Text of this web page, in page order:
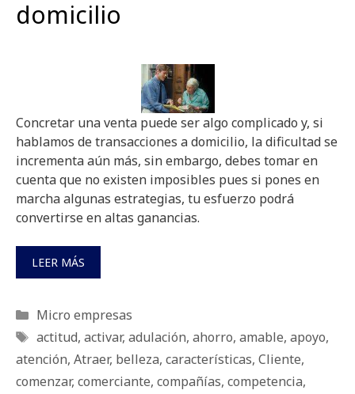
domicilio
Concretar una venta puede ser algo complicado y, si
hablamos de transacciones a domicilio, la dificultad se
incrementa aún más, sin embargo, debes tomar en
cuenta que no existen imposibles pues si pones en
marcha algunas estrategias, tu esfuerzo podrá
convertirse en altas ganancias.
LEER MÁS
Categorías
Micro empresas
Etiquetas
actitud, activar, adulación, ahorro, amable, apoyo,
atención, Atraer, belleza, características, Cliente,
comenzar, comerciante, compañías, competencia,